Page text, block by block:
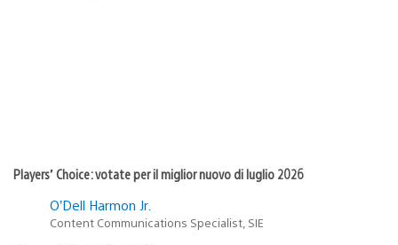
Players’ Choice: votate per il miglior nuovo di luglio 2026
O’Dell Harmon Jr.
Content Communications Specialist, SIE